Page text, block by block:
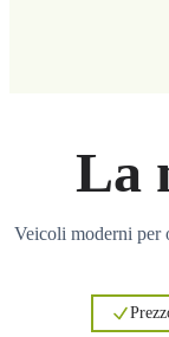
La
Veicoli moderni per